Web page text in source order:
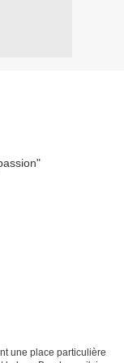
une place particulière